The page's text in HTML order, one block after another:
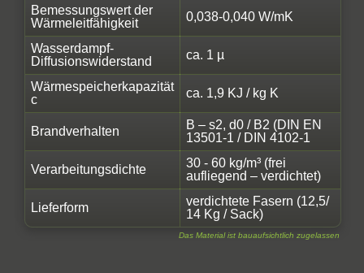
Bemessungswert der
Wärmeleitfähigkeit
0,038-0,040 W/mK
Wasserdampf-
Diffusionswiderstand
ca. 1 µ
Wärmespeicherkapazität
c
ca. 1,9 KJ / kg K
Brandverhalten
B – s2, d0 / B2 (DIN EN
13501-1 / DIN 4102-1
Verarbeitungsdichte
30 - 60 kg/m³ (frei
aufliegend – verdichtet)
Lieferform
verdichtete Fasern (12,5/
14 Kg / Sack)
Das Material ist bauaufsichtlich zugelassen